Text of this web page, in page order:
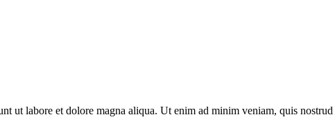
ut labore et dolore magna aliqua. Ut enim ad minim veniam, quis